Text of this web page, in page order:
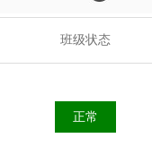
班级状态
正常